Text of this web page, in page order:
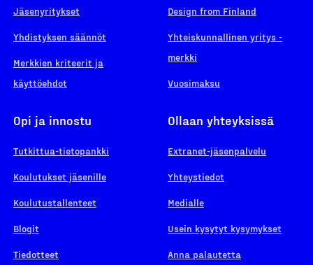
Jäsenyritykset
Yhdistyksen säännöt
Merkkien kriteerit ja
käyttöehdot
Design from Finland
Yhteiskunnallinen yritys -
merkki
Vuosimaksu
Opi ja innostu
Tutkittua-tietopankki
Koulutukset jäsenille
Koulutustallenteet
Blogit
Tiedotteet
Ollaan yhteyksissä
Extranet-jäsenpalvelu
Yhteystiedot
Medialle
Usein kysytyt kysymykset
Anna palautetta